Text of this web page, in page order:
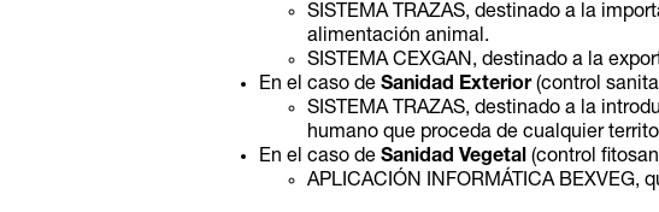
SISTEMA TRAZAS, destinado a la
alimentación animal.
SISTEMA CEXGAN, destinado a la
En el caso de Sanidad Exterior(control
SISTEMA TRAZAS, destinado a la
humano que proceda de cualquier
En el caso de Sanidad Vegetal (control
APLICACIÓN INFORMÁTICA